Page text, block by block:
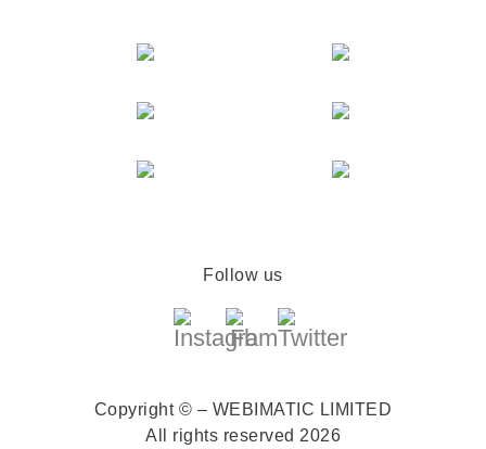
Follow us
Copyright © – WEBIMATIC LIMITED
All rights reserved 2026